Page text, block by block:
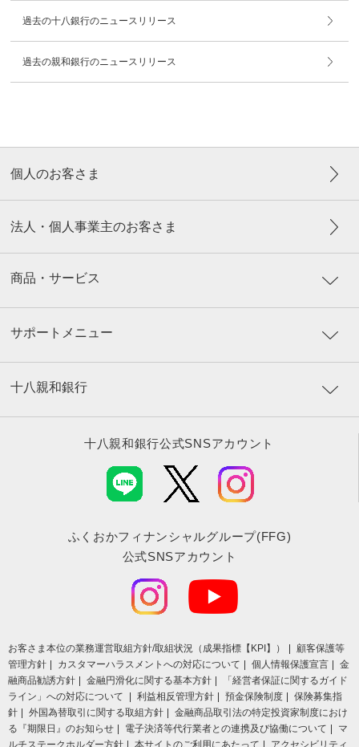
過去の十八銀行のニュースリリース
過去の親和銀行のニュースリリース
個人のお客さま
法人・個人事業主のお客さま
商品・サービス
サポートメニュー
十八親和銀行
十八親和銀行公式SNSアカウント
ふくおかフィナンシャルグループ(FFG)
公式SNSアカウント
お客さま本位の業務運営取組⽅針/取組状況（成果指標【KPI】）
顧客保護等
管理方針
カスタマーハラスメントへの対応について 個人情報保護宣言
金
融商品勧誘方針
金融円滑化に関する基本方針
「経営者保証に関するガイド
ライン」への対応について
利益相反管理方針 預金保険制度
保険募集指
針
外国為替取引に関する取組方針
金融商品取引法の特定投資家制度におけ
る『期限日』のお知らせ
電子決済等代行業者との連携及び協働について
マ
ルチステークホルダー方針
本サイトのご利用にあたって アクセシビリティ